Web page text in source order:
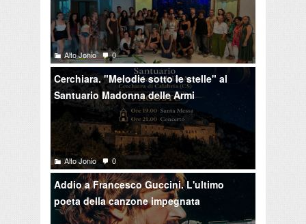
Alto Jonio 0
Cerchiara. "Melodie sotto le stelle" al
Santuario Madonna delle Armi
Alto Jonio 0
Addio a Francesco Guccini. L'ultimo
poeta della canzone impegnata